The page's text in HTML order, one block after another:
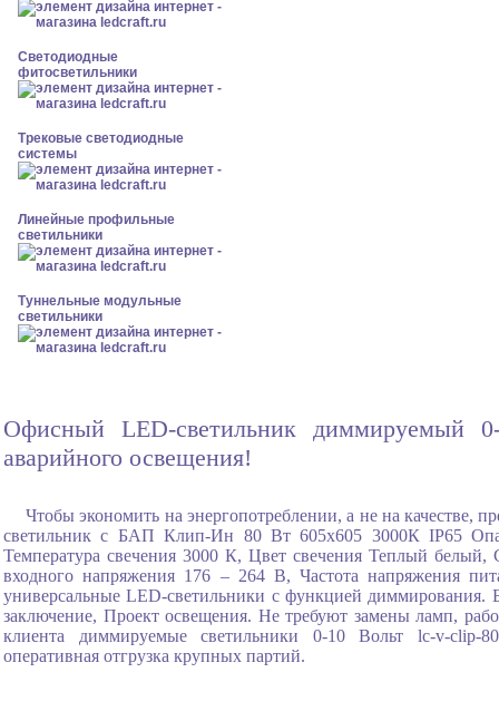
Светодиодные
фитосветильники
Трековые светодиодные
системы
Линейные профильные
светильники
Туннельные модульные
светильники
Офисный LED-светильник диммируемый
аварийного освещения!
Чтобы экономить на энергопотреблении, а не на
светильник с БАП Клип-Ин 80 Вт 605x605 3000К IP65
Температура свечения 3000 К, Цвет свечения Теплый
входного напряжения 176 – 264 В, Частота напряжения
универсальные LED-светильники с функцией диммирования.
заключение, Проект освещения. Не требуют замены ламп,
клиента диммируемые светильники 0-10 Вольт lc-v-
оперативная отгрузка крупных партий.